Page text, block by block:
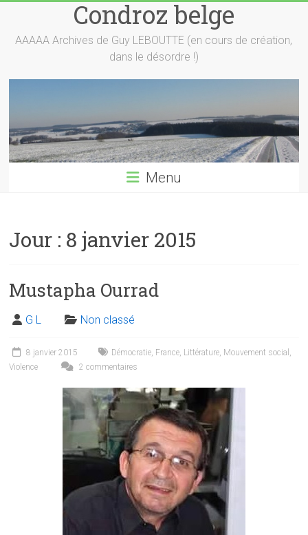
content
Condroz belge
AAAAA Archives de Guy LEBOUTTE (en cours de création,
dans le désordre !)
Menu
Jour : 8 janvier 2015
Mustapha Ourrad
G L Non classé
8 janvier 2015 Démocratie, France, Littérature, Mouvement social ,
Violence
2 commentaires